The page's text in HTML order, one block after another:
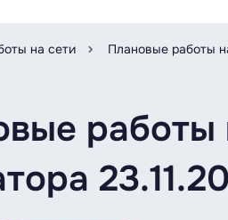
на сети Плановые работы
работы